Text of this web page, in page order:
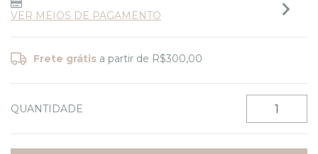
VER MEIOS DE PAGAMENTO
Frete grátis a partir de R$300,00
QUANTIDADE